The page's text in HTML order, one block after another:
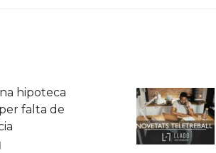
hipoteca
falta de